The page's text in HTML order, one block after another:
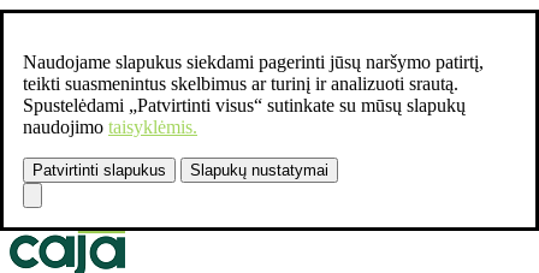
Naudojame slapukus siekdami pagerinti jūsų naršymo patirtį,
teikti suasmenintus skelbimus ar turinį ir analizuoti srautą.
Spustelėdami „Patvirtinti visus“ sutinkate su mūsų slapukų
naudojimo taisyklėmis.
Patvirtinti slapukus Slapukų nustatymai
Susisiekite:
Skip to Content